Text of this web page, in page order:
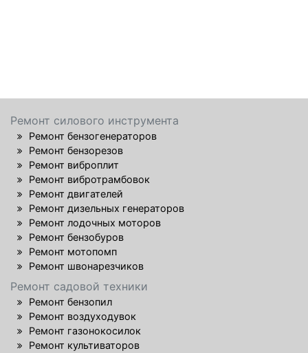
Ремонт силового инструмента
Ремонт бензогенераторов
Ремонт бензорезов
Ремонт виброплит
Ремонт вибротрамбовок
Ремонт двигателей
Ремонт дизельных генераторов
Ремонт лодочных моторов
Ремонт бензобуров
Ремонт мотопомп
Ремонт швонарезчиков
Ремонт садовой техники
Ремонт бензопил
Ремонт воздуходувок
Ремонт газонокосилок
Ремонт культиваторов